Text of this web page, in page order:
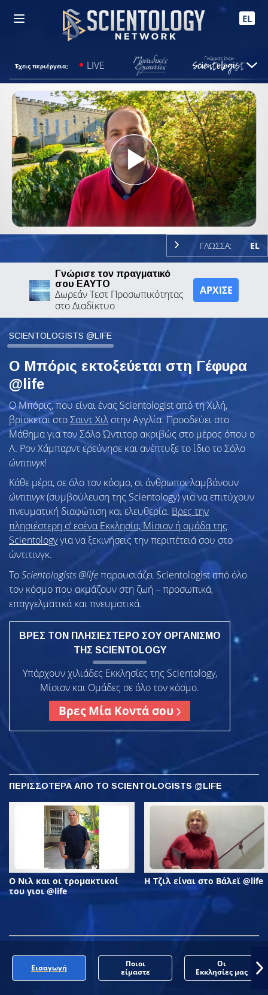
EL
Έχεις περιέργεια; LIVE
Play
Video
ΓΛΩΣΣΑ: EL
Γνώρισε τον πραγματικό
σου ΕΑΥΤΟ
Δωρεάν Τεστ Προσωπικότητας
στο Διαδίκτυο
ΑΡΧΙΣΕ
SCIENTOLOGISTS @LIFE
Ο Μπόρις εκτοξεύεται στη Γέφυρα
@life
Ο Μπόρις, που είναι ένας Scientologist από τη Χιλή,
βρίσκεται στοΣαιντ Χιλ στην Αγγλία. Προοδεύει στο
Μάθημα για τον Σόλο Ώντιτορ ακριβώς στο μέρος όπου ο
Λ. Ρον Χάμπαρντ ερεύνησε και ανέπτυξε το ίδιο το Σόλο
ώντιτινγκ!
Κάθε μέρα, σε όλο τον κόσμο, οι άνθρωποι λαμβάνουν
ώντιτινγκ(συμβούλευση της Scientology) για να επιτύχουν
πνευματική διαφώτιση και ελευθερία. Βρες την
πλησιέστερη σ’ εσένα Εκκλησία, Μίσιον ή ομάδα της
Scientologyγια να ξεκινήσεις την περιπέτειά σου στο
ώντιτινγκ.
ΤοScientologists @lifeπαρουσιάζει Scientologist από όλο
τον κόσμο που ακμάζουν στη ζωή – προσωπικά,
επαγγελματικά και πνευματικά.
ΒΡΕΣ ΤΟΝ ΠΛΗΣΙΕΣΤΕΡΟ ΣΟΥ ΟΡΓΑΝΙΣΜΟ
ΤΗΣ SCIENTOLOGY
Υπάρχουν χιλιάδες Εκκλησίες της Scientology,
Μίσιον και Ομάδες σε όλο τον κόσμο.
Βρες Μία Κοντά σου
ΠΕΡΙΣΣΟΤΕΡΑ ΑΠΟ ΤΟ SCIENTOLOGISTS @LIFE
Ο Νιλ και οι τρομακτικοί
του γιοι @life
Η Τζιλ είναι στο Βάλεϊ @life
Εισαγωγή
Ποιοι
είμαστε
Οι
Εκκλησίες μας